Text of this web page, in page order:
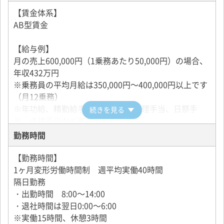
【職場雰囲気】
お客さんからも社員からも愛される会社を目指してい
定着率が高く、ドライバーとして親子2代で勤務する社
員もいます。
社員により働き易さは異なりますので、柔軟に対応で
きるよう心がけています。
【賃金体系】
AB型賃金
【給与例】
月の売上600,000円（1乗務あたり50,000円）の場合、
年収432万円
※乗務員の平均月給は350,000円～400,000円以上です
（月12乗務）
※年功給、精勤給手当、乗務給、修理手当、日祭手
当、点検手当など有り
※退職金：30年勤続で500万円支給
※入社祝い金：養成者50,000円、現任者100,000円支
給
タクシードライバーの給与体系
続きを見る
勤務時間
【勤務時間】
1ヶ月変形労働時間制 週平均実働40時間
隔日勤務
・出勤時間 8:00～14:00
・退社時間は翌日0:00～6:00
※実働15時間、休憩3時間